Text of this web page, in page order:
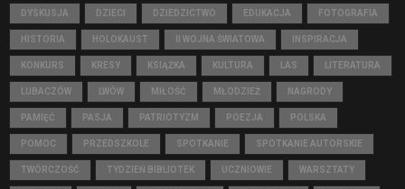
DYSKUSJA DZIECI DZIEDZICTWO EDUKACJA FOTOGRAFIA
HISTORIA HOLOKAUST II WOJNA ŚWIATOWA INSPIRACJA
KONKURS KRESY KSIĄŻKA KULTURA LAS LITERATURA
LUBACZÓW LWÓW MIŁOŚĆ MŁODZIEŻ NAGRODY
PAMIĘĆ PASJA PATRIOTYZM POEZJA POLSKA
POMOC PRZEDSZKOLE SPOTKANIE SPOTKANIE AUTORSKIE
TWÓRCZOŚĆ TYDZIEŃ BIBLIOTEK UCZNIOWIE WARSZTATY